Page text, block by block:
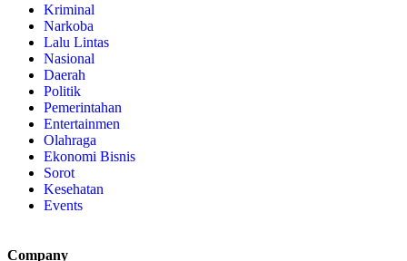
Kriminal
Narkoba
Lalu Lintas
Nasional
Daerah
Politik
Pemerintahan
Entertainmen
Olahraga
Ekonomi Bisnis
Sorot
Kesehatan
Events
Company